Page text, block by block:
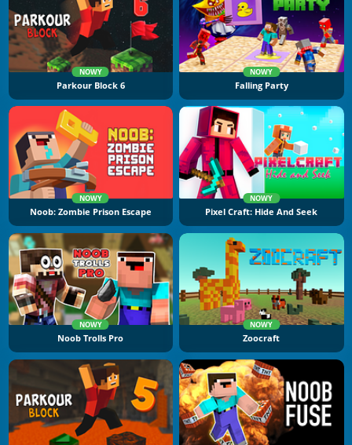
NOWY
Parkour Block 6
NOWY
Falling Party
NOWY
Noob: Zombie Prison Escape
NOWY
Pixel Craft: Hide And Seek
NOWY
Noob Trolls Pro
NOWY
Zoocraft